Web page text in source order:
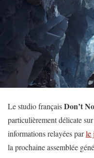
Le studio françaisDon’t
particulièrement délicate
informations relayées parle
la prochaine assemblée